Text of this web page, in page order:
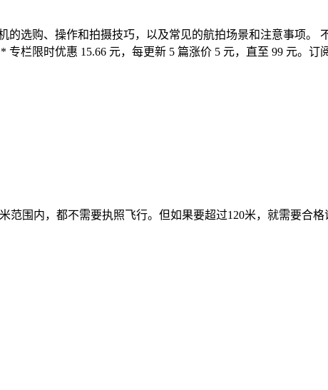
选购、操作和拍摄技巧，以及常见的航拍场景和注意事项。
栏限时优惠 15.66 元，每更新 5 篇涨价 5 元，直至 99 元。订
围内，都不需要执照飞行。但如果要超过120米，就需要合